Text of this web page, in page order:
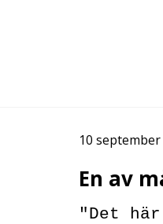
10 september
En av
"Det